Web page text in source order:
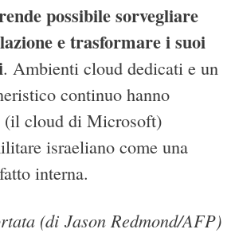
possibile sorvegliare
e trasformare i suoi
. Ambienti cloud dedicati e un
continuo hanno
(il cloud di Microsoft)
israeliano come una
interna.
(di Jason Redmond/AFP)